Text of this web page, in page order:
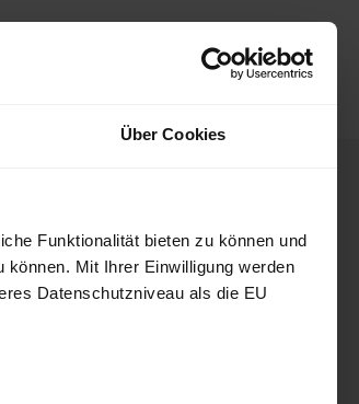
Über Cookies
Funktionalität bieten zu können und
Mit Ihrer Einwilligung werden
Datenschutzniveau als die EU